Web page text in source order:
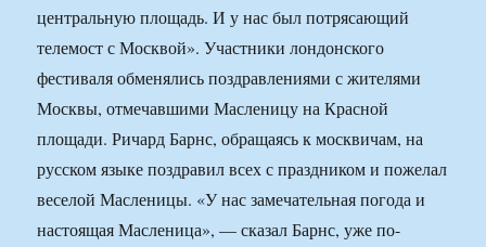
центральную площадь. И у нас был потрясающий
телемост с Москвой». Участники лондонского
фестиваля обменялись поздравлениями с жителями
Москвы, отмечавшими Масленицу на Красной
площади. Ричард Барнс, обращаясь к москвичам, на
русском языке поздравил всех с праздником и пожелал
веселой Масленицы. «У нас замечательная погода и
настоящая Масленица», — сказал Барнс, уже по-